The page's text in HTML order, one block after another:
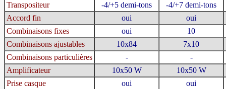
Transpositeur
-4/+5 demi-tons
-4/+7 demi-tons
Accord fin
oui
oui
Combinaisons fixes
oui
10
Combinaisons ajustables
10x84
7x10
Combinaisons particulières
-
-
Amplificateur
10x50 W
10x50 W
Prise casque
oui
oui